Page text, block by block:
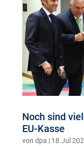
Noch sind
EU-Kasse
von dpa | 18.Jul